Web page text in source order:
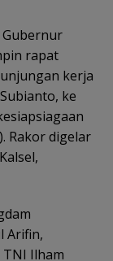
rapat
kerja
ke
Rakor digelar
Arifin,
Ilham